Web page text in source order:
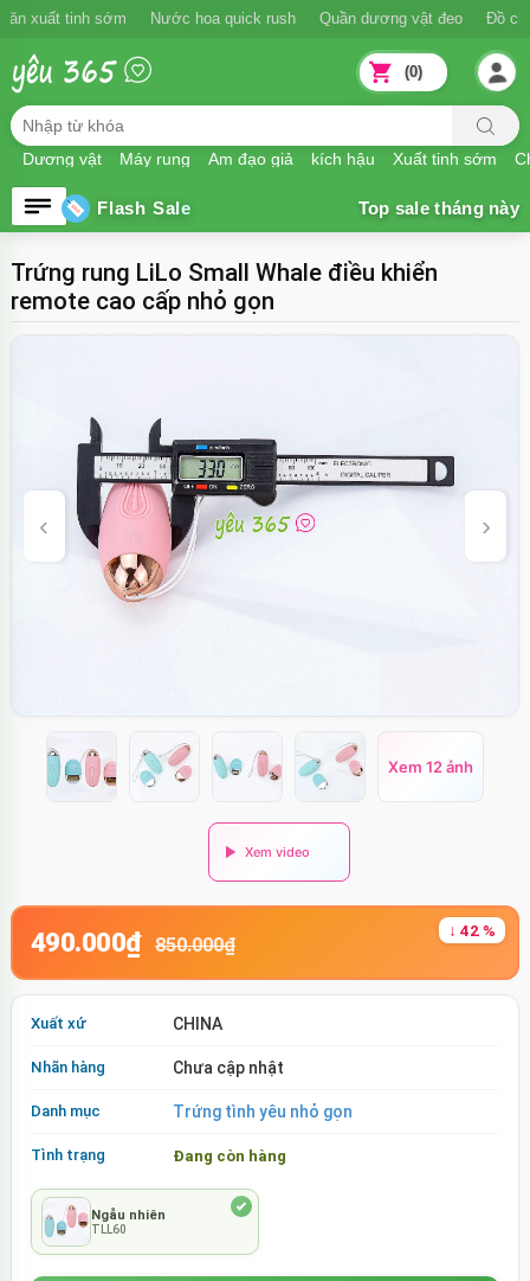
Ngăn xuất tinh sớm Nước hoa quick rush Quần dương vật đeo Đồ
Dương vật Máy rung Âm đạo giả kích hậu Xuất tinh sớm
(0)
Flash Sale
Trứng rung LiLo Small Whale điều khiển
remote cao cấp nhỏ gọn
Xem 12 ảnh
490.000₫ 850.000₫
↓ 42 %
Xuất xứ CHINA
Nhãn hàng Chưa cập nhật
Danh mục Trứng tình yêu nhỏ gọn
Tình trạng Đang còn hàng
Ngẫu nhiên
TLL60